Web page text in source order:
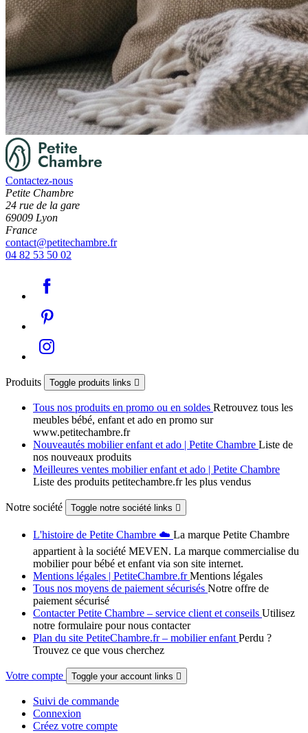
Contactez-nous
Petite Chambre
24 rue de la gare
69009 Lyon
France
contact@petitechambre.fr
04 82 53 50 02
Produits Toggle produits links 
Tous nos produits en promo ou en soldes Retrouvez tous les
meubles bébé, enfant et ado en promo sur
www.petitechambre.fr
Nouveautés mobilier enfant et ado | Petite Chambre Liste de
nos nouveaux produits
Meilleures ventes mobilier enfant et ado | Petite Chambre
Liste des produits petitechambre.fr les plus vendus
Notre société Toggle notre société links 
L'histoire de Petite Chambre ☁️ La marque Petite Chambre
appartient à la société MEVEN. La marque commercialise du
mobilier pour bébé et enfant via son site internet.
Mentions légales | PetiteChambre.frMentions légales
Tous nos moyens de paiement sécurisés Notre offre de
paiement sécurisé
Contacter Petite Chambre – service client et conseils Utilisez
notre formulaire pour nous contacter
Plan du site PetiteChambre.fr – mobilier enfant Perdu ?
Trouvez ce que vous cherchez
Votre compte Toggle your account links 
Suivi de commande
Connexion
Créez votre compte